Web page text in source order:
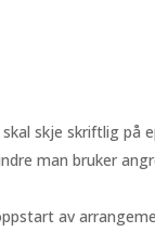
skje skriftlig
man bruker
av